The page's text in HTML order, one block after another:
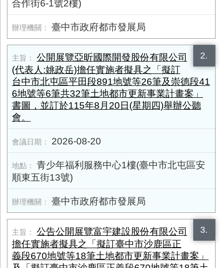
合作街6-1號2樓)
臺中市政府都市發展局
2.
公開展覽亞昕國際開發股份有限公司
(代表人:姚政岳)擔任實施者擬具之「擬訂
台中市北屯區平田段891地號等26筆及崇德段41
6地號等6筆共32筆土地都市更新事業計畫案」
書圖，並訂於115年8月20日(星期四)舉辦公聽
會。
2026-08-20
青少年福利服務中心1樓(臺中市北屯區安
順東五街13號)
臺中市政府都市發展局
3.
公告公開展覽富宇建設股份有限公司
擔任實施者擬具之「擬訂臺中市沙鹿區正
義段670地號等18筆土地都市更新事業計畫案」